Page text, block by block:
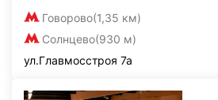
Говорово(1,35 км)
Солнцево(930 м)
ул.Главмосстроя 7а